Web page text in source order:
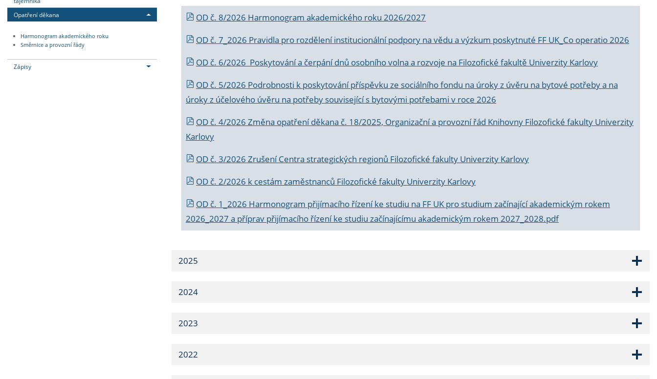
Opatření děkana
Harmonogram akademického roku
Směrnice a provozní řády
Zápisy
OD č. 8/2026 Harmonogram akademického roku 2026/2027
OD č. 7_2026 Pravidla pro rozdělení institucionální podpory na vědu a výzkum poskytnuté FF UK_Co operatio 2026
OD č. 6/2026 Poskytování a čerpání dnů osobního volna a rozvoje na Filozofické fakultě Univerzity Karlovy
OD č. 5/2026 Podrobnosti k poskytování příspěvku ze sociálního fondu na úroky z úvěru na bytové potřeby a na
úroky z účelového úvěru na potřeby související s bytovými potřebami v roce 2026
OD č. 4/2026 Změna opatření děkana č. 18/2025, Organizační a provozní řád Knihovny Filozofické fakulty Univerzity
Karlovy
OD č. 3/2026 Zrušení Centra strategických regionů Filozofické fakulty Univerzity Karlovy
OD č. 2/2026 k cestám zaměstnanců Filozofické fakulty Univerzity Karlovy
OD č. 1_2026 Harmonogram přijímacího řízení ke studiu na FF UK pro studium začínající akademickým rokem
2026_2027 a příprav přijímacího řízení ke studiu začínajícímu akademickým rokem 2027_2028.pdf
2025
2024
2023
2022